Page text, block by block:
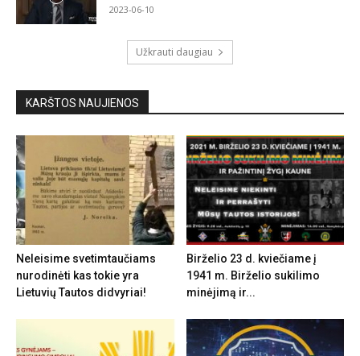
2023-06-10
Užkrauti daugiau
KARŠTOS NAUJIENOS
Neleisime svetimtaučiams
nurodinėti kas tokie yra
Lietuvių Tautos didvyriai!
Birželio 23 d. kviečiame į
1941 m. Birželio sukilimo
minėjimą ir...